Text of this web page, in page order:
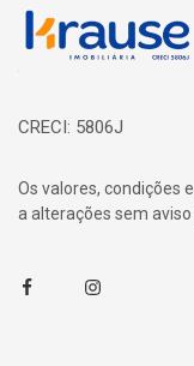
Página inicial
CRECI: 5806J
Os valores, condições
a alterações sem aviso
FacebookInstagram